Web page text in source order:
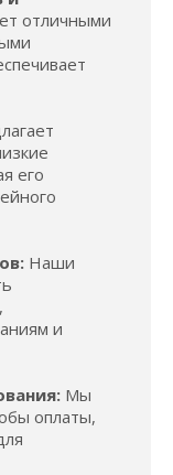
отличными
его
Наши
и
Мы
оплаты,